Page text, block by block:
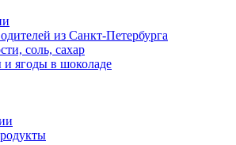
из Санкт-Петербурга
соль, сахар
ягоды в шоколаде